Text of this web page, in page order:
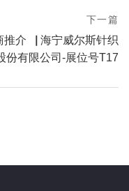
下一篇
推介▕ 海宁威尔斯针织
份有限公司-展位号T17